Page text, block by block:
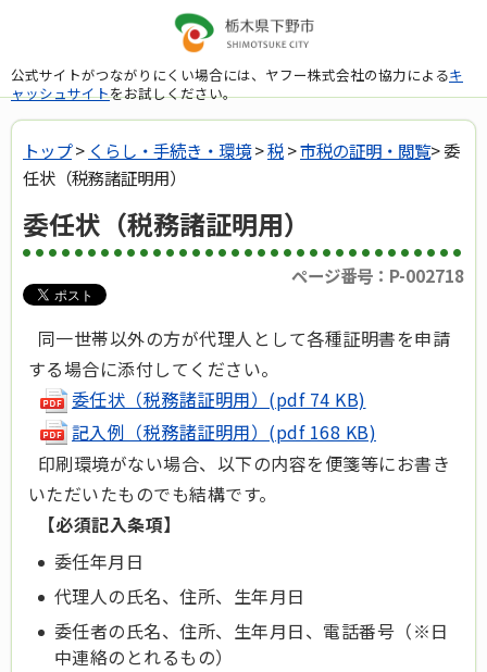
公式サイトがつながりにくい場合には、ヤフー株式会社の協力によるキ
ャッシュサイトをお試しください。
トップ> くらし・手続き・環境>税>市税の証明・閲覧> 委
任状（税務諸証明用）
委任状（税務諸証明用）
ページ番号：P-002718
同一世帯以外の方が代理人として各種証明書を申請
する場合に添付してください。
委任状（税務諸証明用）(pdf 74 KB)
記入例（税務諸証明用）(pdf 168 KB)
印刷環境がない場合、以下の内容を便箋等にお書き
いただいたものでも結構です。
【必須記入条項】
委任年月日
代理人の氏名、住所、生年月日
委任者の氏名、住所、生年月日、電話番号（※日
中連絡のとれるもの）